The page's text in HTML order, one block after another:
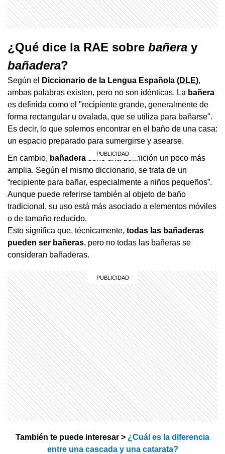
¿Qué dice la RAE sobre bañera y
bañadera?
Según el Diccionario de la Lengua Española (DLE),
ambas palabras existen, pero no son idénticas. La bañera
es definida como el "recipiente grande, generalmente de
forma rectangular u ovalada, que se utiliza para bañarse".
Es decir, lo que solemos encontrar en el baño de una casa:
un espacio preparado para sumergirse y asearse.
En cambio, bañadera tiene una definición un poco más
amplia. Según el mismo diccionario, se trata de un
“recipiente para bañar, especialmente a niños pequeños”.
Aunque puede referirse también al objeto de baño
tradicional, su uso está más asociado a elementos móviles
o de tamaño reducido.
Esto significa que, técnicamente, todas las bañaderas
pueden ser bañeras, pero no todas las bañeras se
consideran bañaderas.
También te puede interesar > ¿Cuál es la diferencia
entre una cascada y una catarata?